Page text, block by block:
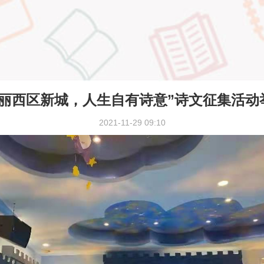
西区新城，人生自有诗意”诗文征集活动
2021-11-29 09:10